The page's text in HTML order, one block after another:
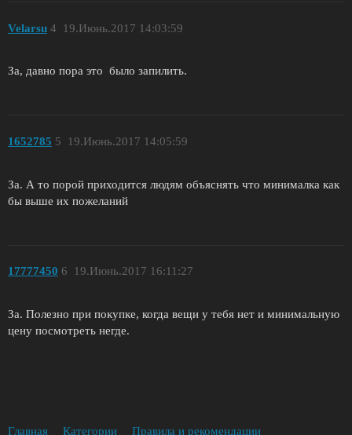
Velarsu 19.Июнь.2017 14:03:59
4
За, давно пора это было запилить.
1652785 19.Июнь.2017 14:05:59
5
За. А то порой приходится людям объяснять что минималка как
бы выше их пожеланий
17777450 19.Июнь.2017 16:11:27
6
За. Полезно при покупке, когда вещи у тебя нет и минимальную
цену посмотреть негде.
Главная Категории Правила и рекомендации